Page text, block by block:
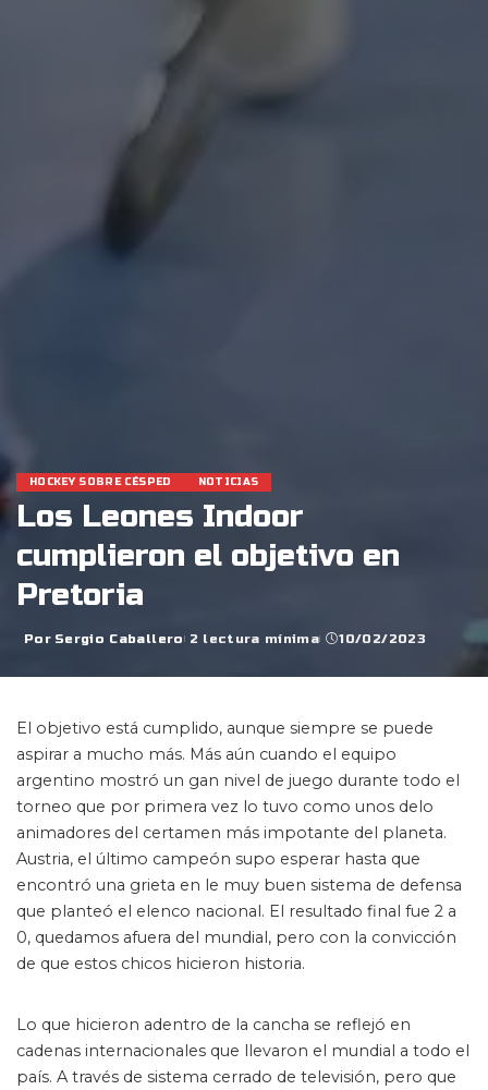
HOCKEY SOBRE CÉSPED NOTICIAS
Los Leones Indoor
cumplieron el objetivo en
Pretoria
Posted
Por Sergio Caballero 2 lectura mínima 10/02/2023
El objetivo está cumplido, aunque siempre se puede
aspirar a mucho más. Más aún cuando el equipo
argentino mostró un gan nivel de juego durante todo el
torneo que por primera vez lo tuvo como unos delo
animadores del certamen más impotante del planeta.
Austria, el último campeón supo esperar hasta que
encontró una grieta en le muy buen sistema de defensa
que planteó el elenco nacional. El resultado final fue 2 a
0, quedamos afuera del mundial, pero con la convicción
de que estos chicos hicieron historia.
Lo que hicieron adentro de la cancha se reflejó en
cadenas internacionales que llevaron el mundial a todo el
país. A través de sistema cerrado de televisión, pero que